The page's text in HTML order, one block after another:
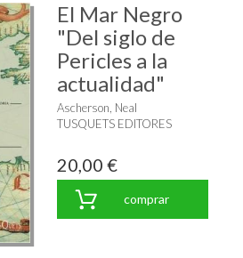
El Mar Negro
"Del siglo de
Pericles a la
actualidad"
Ascherson, Neal
TUSQUETS EDITORES
20,00 €
comprar